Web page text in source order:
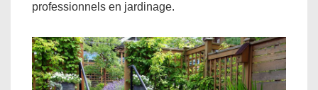
professionnels en jardinage.